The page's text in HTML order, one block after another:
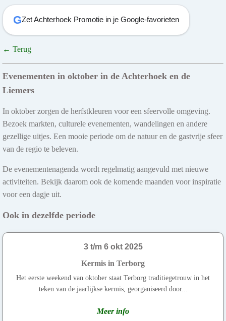
GZet Achterhoek Promotie in je Google-favorieten
← Terug
Evenementen in oktober in de Achterhoek en de
Liemers
In oktober zorgen de herfstkleuren voor een sfeervolle omgeving.
Bezoek markten, culturele evenementen, wandelingen en andere
gezellige uitjes. Een mooie periode om de natuur en de gastvrije sfeer
van de regio te beleven.
De evenementenagenda wordt regelmatig aangevuld met nieuwe
activiteiten. Bekijk daarom ook de komende maanden voor inspiratie
voor een dagje uit.
Ook in dezelfde periode
3 t/m 6 okt 2025
Kermis in Terborg
Het eerste weekend van oktober staat Terborg traditiegetrouw in het
teken van de jaarlijkse kermis, georganiseerd door...
Meer info